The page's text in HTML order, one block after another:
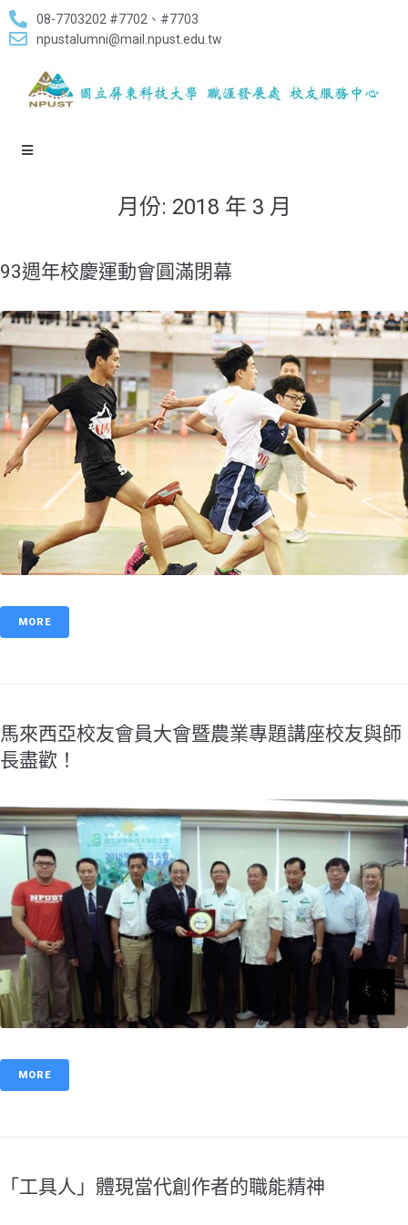
08-7703202 #7702、#7703
npustalumni@mail.npust.edu.tw
月份: 2018 年 3 月
93週年校慶運動會圓滿閉幕
MORE
馬來西亞校友會員大會暨農業專題講座校友與師
長盡歡！
MORE
「工具人」體現當代創作者的職能精神